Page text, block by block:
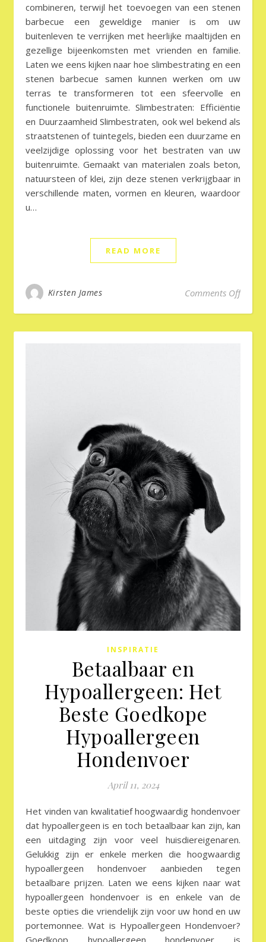
combineren, terwijl het toevoegen van een stenen
barbecue een geweldige manier is om uw
buitenleven te verrijken met heerlijke maaltijden en
gezellige bijeenkomsten met vrienden en familie.
Laten we eens kijken naar hoe slimbestrating en een
stenen barbecue samen kunnen werken om uw
terras te transformeren tot een sfeervolle en
functionele buitenruimte. Slimbestraten: Efficiëntie
en Duurzaamheid Slimbestraten, ook wel bekend als
straatstenen of tuintegels, bieden een duurzame en
veelzijdige oplossing voor het bestraten van uw
buitenruimte. Gemaakt van materialen zoals beton,
natuursteen of klei, zijn deze stenen verkrijgbaar in
verschillende maten, vormen en kleuren, waardoor
u…
READ MORE
Kirsten James Comments Offon
INSPIRATIE
Betaalbaar en
Hypoallergeen: Het
Beste Goedkope
Hypoallergeen
Hondenvoer
April 11, 2024
Het vinden van kwalitatief hoogwaardig hondenvoer
dat hypoallergeen is en toch betaalbaar kan zijn, kan
een uitdaging zijn voor veel huisdiereigenaren.
Gelukkig zijn er enkele merken die hoogwaardig
hypoallergeen hondenvoer aanbieden tegen
betaalbare prijzen. Laten we eens kijken naar wat
hypoallergeen hondenvoer is en enkele van de
beste opties die vriendelijk zijn voor uw hond en uw
portemonnee. Wat is Hypoallergeen Hondenvoer?
Goedkoop hypoallergeen hondenvoer is